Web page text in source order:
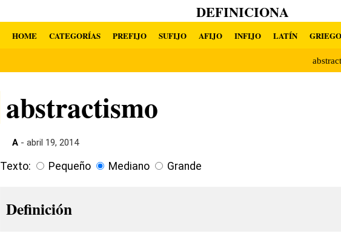
DEFINICIONA
HOME CATEGORÍAS PREFIJO SUFIJO AFIJO INFIJO LATÍN GRIEGO
abstractismo
A - abril 19, 2014
Texto: Pequeño Mediano Grande
Definición